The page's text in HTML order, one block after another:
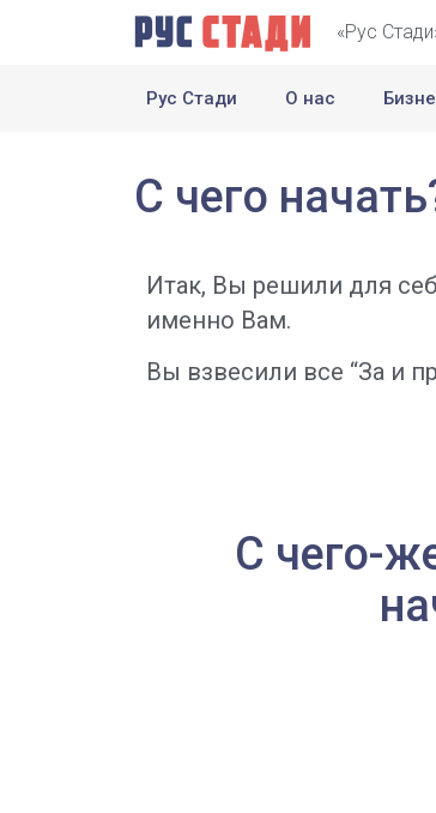
«Рус
Рус Стади О нас
С чего
Итак, Вы решили для
именно Вам.
Вы взвесили все “За и
С чего-